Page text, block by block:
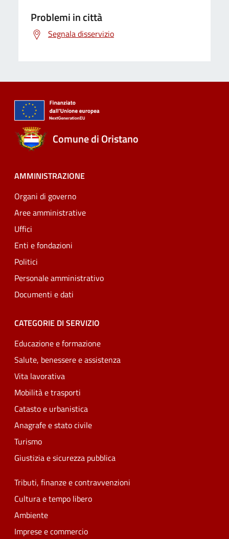
Problemi in città
Segnala disservizio
Comune di Oristano
AMMINISTRAZIONE
Organi di governo
Aree amministrative
Uffici
Enti e fondazioni
Politici
Personale amministrativo
Documenti e dati
CATEGORIE DI SERVIZIO
Educazione e formazione
Salute, benessere e assistenza
Vita lavorativa
Mobilità e trasporti
Catasto e urbanistica
Anagrafe e stato civile
Turismo
Giustizia e sicurezza pubblica
Tributi, finanze e contravvenzioni
Cultura e tempo libero
Ambiente
Imprese e commercio